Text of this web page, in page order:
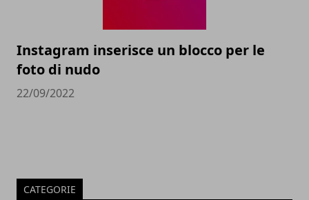
Instagram inserisce un blocco per le
foto di nudo
22/09/2022
CATEGORIE